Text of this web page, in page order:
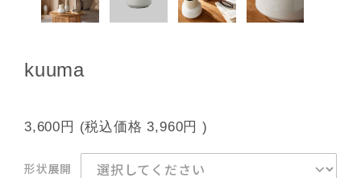
kuuma
3,600円 (税込価格3,960円 )
形状展開